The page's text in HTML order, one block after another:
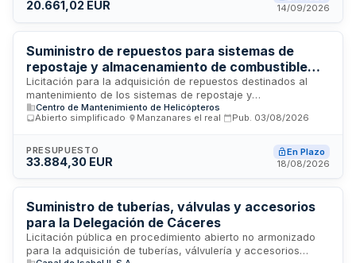
UNE-60712 y posteriores. La actuación responde a la
riesgos laborales y se ejecutará en los edificios principales y
aularios del campus.
20.661,02 EUR
14/09/2026
Suministro de repuestos para sistemas de
repostaje y almacenamiento de combustible
aeronáutico
Licitación para la adquisición de repuestos destinados al
mantenimiento de los sistemas de repostaje y
almacenamiento de combustible aeronáutico del Ejército de
Tierra. El suministro comprende acoples, juntas, racores y
Técnicas. El procedimiento de adjudicación es abierto
simplificado, con presentación de ofertas en único sobre
Centro de Mantenimiento de Helicópteros
Abierto simplificado
Manzanares el real Pub. 03/08/2026
PRESUPUESTO
33.884,30 EUR
En Plazo
18/08/2026
Suministro de tuberías, válvulas y accesorios
para la Delegación de Cáceres
Licitación pública en procedimiento abierto no armonizado
para la adquisición de tuberías, válvulería y accesorios